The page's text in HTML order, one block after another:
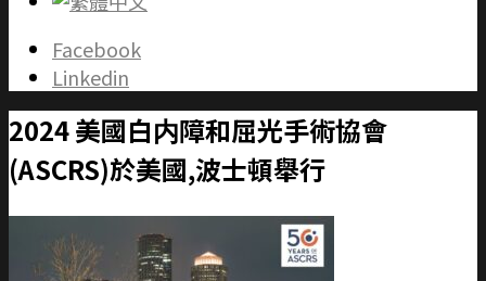
Facebook
Linkedin
2024 美國白内障和屈光手術協會
(ASCRS)於美國,波士頓舉行